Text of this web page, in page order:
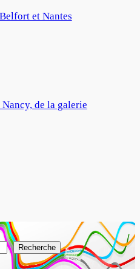
et Nantes
de la galerie
Recherche